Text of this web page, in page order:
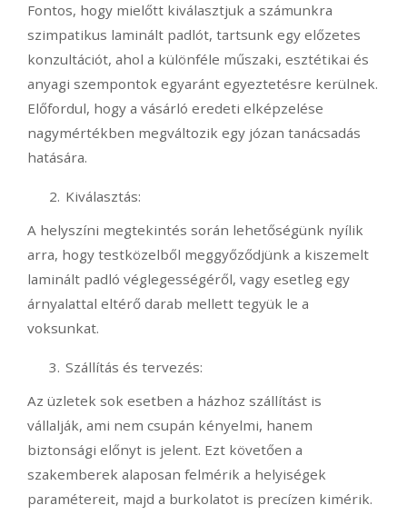
Fontos, hogy mielőtt kiválasztjuk a számunkra
szimpatikus laminált padlót, tartsunk egy előzetes
konzultációt, ahol a különféle műszaki, esztétikai és
anyagi szempontok egyaránt egyeztetésre kerülnek.
Előfordul, hogy a vásárló eredeti elképzelése
nagymértékben megváltozik egy józan tanácsadás
hatására.
Kiválasztás:
A helyszíni megtekintés során lehetőségünk nyílik
arra, hogy testközelből meggyőződjünk a kiszemelt
laminált padló véglegességéről, vagy esetleg egy
árnyalattal eltérő darab mellett tegyük le a
voksunkat.
Szállítás és tervezés:
Az üzletek sok esetben a házhoz szállítást is
vállalják, ami nem csupán kényelmi, hanem
biztonsági előnyt is jelent. Ezt követően a
szakemberek alaposan felmérik a helyiségek
paramétereit, majd a burkolatot is precízen kimérik.